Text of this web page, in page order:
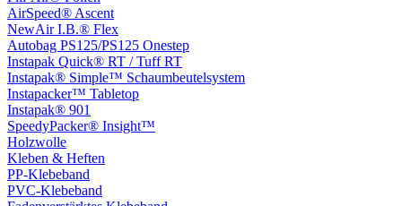
AirSpeed® Ascent
NewAir I.B.® Flex
Autobag PS125/PS125 Onestep
Instapak Quick® RT / Tuff RT
Instapak® Simple™ Schaumbeutelsystem
Instapacker™ Tabletop
Instapak® 901
SpeedyPacker® Insight™
Holzwolle
Kleben & Heften
PP-Klebeband
PVC-Klebeband